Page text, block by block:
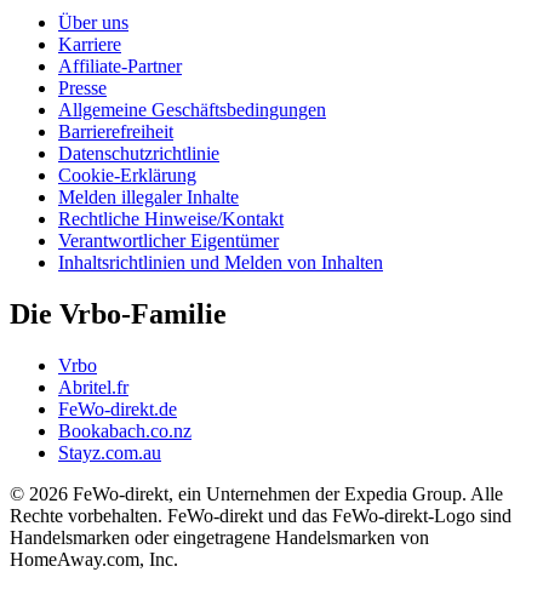
Über uns
Karriere
Affiliate-Partner
Presse
Allgemeine Geschäftsbedingungen
Barrierefreiheit
Datenschutzrichtlinie
Cookie-Erklärung
Melden illegaler Inhalte
Rechtliche Hinweise/Kontakt
Verantwortlicher Eigentümer
Inhaltsrichtlinien und Melden von Inhalten
Die Vrbo-Familie
Vrbo
Abritel.fr
FeWo-direkt.de
Bookabach.co.nz
Stayz.com.au
© 2026 FeWo-direkt, ein Unternehmen der Expedia Group. Alle
Rechte vorbehalten. FeWo-direkt und das FeWo-direkt-Logo sind
Handelsmarken oder eingetragene Handelsmarken von
HomeAway.com, Inc.